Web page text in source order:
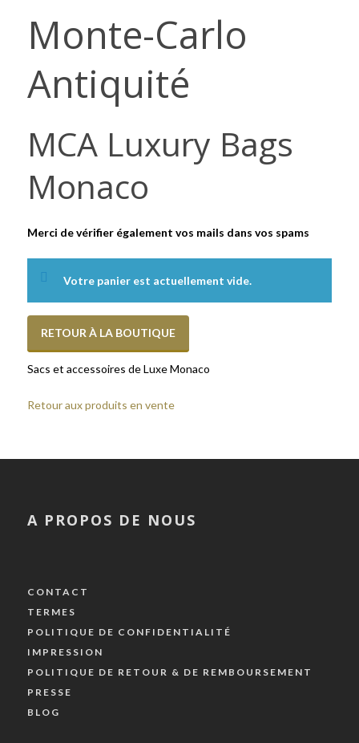
Monte-Carlo
Antiquité
MCA Luxury Bags
Monaco
Merci de vérifier également vos mails dans vos spams
Votre panier est actuellement vide.
RETOUR À LA BOUTIQUE
Sacs et accessoires de Luxe Monaco
Retour aux produits en vente
A PROPOS DE NOUS
CONTACT
TERMES
POLITIQUE DE CONFIDENTIALITÉ
IMPRESSION
POLITIQUE DE RETOUR & DE REMBOURSEMENT
PRESSE
BLOG